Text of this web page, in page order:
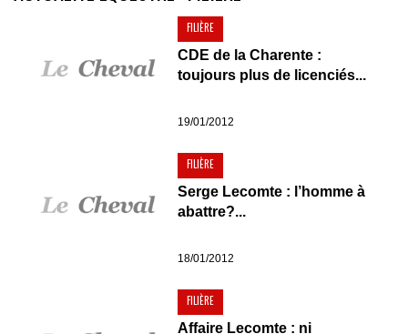
FILIÈRE
CDE de la Charente :
toujours plus de licenciés...
19/01/2012
FILIÈRE
Serge Lecomte : l’homme à
abattre?...
18/01/2012
FILIÈRE
Affaire Lecomte : ni